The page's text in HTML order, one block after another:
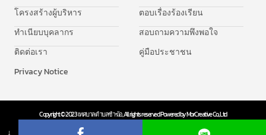
โครงสร้างผู้บริหาร
ทำเนียบบุคลากร
ติดต่อเรา
Privacy Notice
ตอบเรื่องร้องเรียน
สอบถามความพึงพอใจ
คู่มือประชาชน
Copyright © 2023 เทศบาลตำบลชำฆ้อ, All rights reserved. Powered by MorCreative Co., Ltd
↓